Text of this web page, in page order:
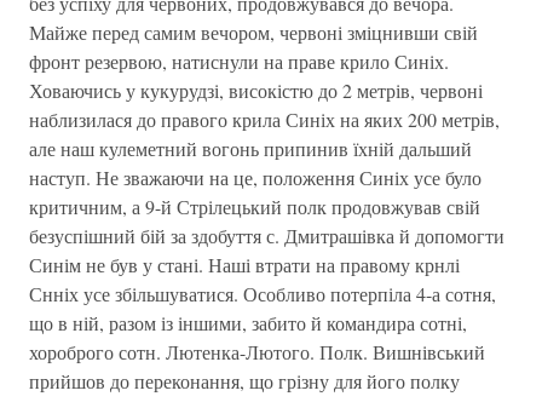
Майже перед самим вечором, червоні зміцнивши свій
фронт резервою, натиснули на праве крило Синіх.
Ховаючись у кукурудзі, високістю до 2 метрів, червоні
наблизилася до правого крила Синіх на яких 200 метрів,
але наш кулеметний вогонь припинив їхній дальший
наступ. Не зважаючи на це, положення Синіх усе було
критичним, а 9-й Стрілецький полк продовжував свій
безуспішний бій за здобуття с. Дмитрашівка й допомогти
Синім не був у стані. Наші втрати на правому крнлі
Снніх усе збільшуватися. Особливо потерпіла 4-а сотня,
що в ній, разом із іншими, забито й командира сотні,
хороброго сотн. Лютенка-Лютого. Полк. Вишнівський
прийшов до переконання, що грізну для його полку